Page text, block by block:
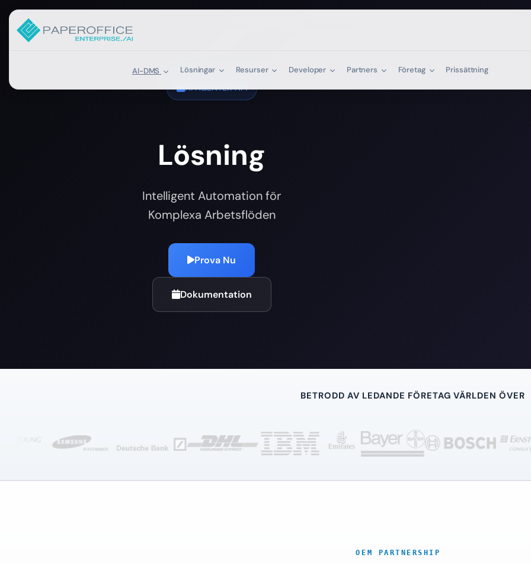
AI-DMS Lösningar Resurser Developer Partners Företag Prissättning
AI AGENTER API
Lösning
Intelligent Automation för
Komplexa Arbetsflöden
Prova Nu
Dokumentation
BETRODD AV LEDANDE FÖRETAG VÄRLDEN ÖVER
OEM PARTNERSHIP